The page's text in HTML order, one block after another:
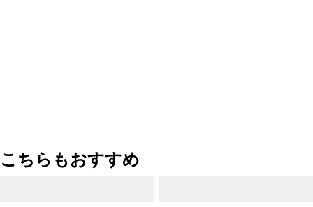
こちらもおすすめ